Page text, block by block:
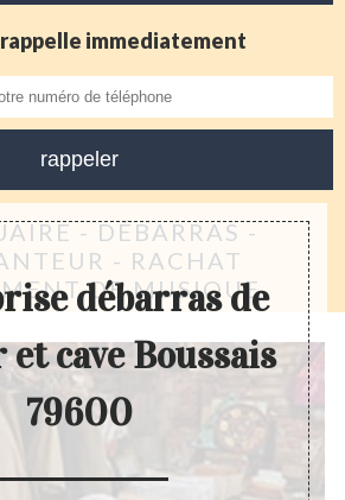
immediatement
- DÉBARRAS -
- RACHAT
DE MUSIQUE
débarras de
cave Boussais
79600